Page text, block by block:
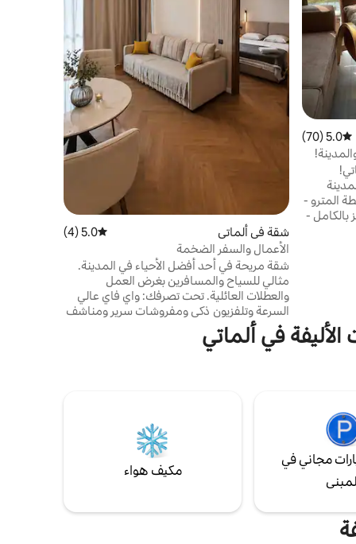
متوسط التقييم 5.0 من 5، 70 مراجعات
5.0 (70)
إلى محطة المترو -
بالكامل -
واشعر
شقة في ألماتي متوسط التقييم 5.0 من 5، 4 مراجعات
5.0 (4)
الأعمال والسفر الضخمة
شقة مريحة في أحد أفضل الأحياء في المدينة.
مثالي للسياح والمسافرين بغرض العمل
والعطلات العائلية. تحت تصرفك: واي فاي عالي
السرعة وتلفزيون ذكي ومفروشات سرير ومناشف
نظيفة وغسالة ملابس وثلاجة وميكروويف وغلاية
ومكواة ومطبخ مجهز بالكامل. يتم توفير الشامبو
والصابون ومعجون الأسنان وفرشاة الأسنان
في ألماتي
مجاني في
مكيف هواء